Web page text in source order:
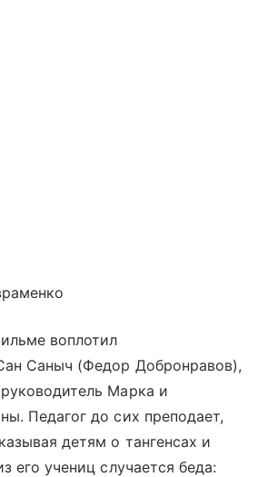
воплотил
Саныч (Федор Добронравов),
Марка и
Педагог до сих преподает,
детям о тангенсах и
его учениц случается беда: